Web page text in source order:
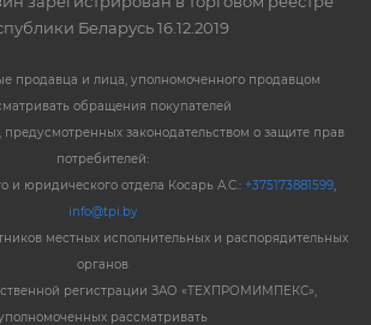
Беларусь 16.12.2019
продавца и лица, уполномоченного продавцом
обращения покупателей
законодательством о защите прав
потребителей:
и юридического отдела Косарь А.С.: +375173881599,
info@tpi.by
местных исполнительных и распорядительных
органов
регистрации ЗАО «ТЕХПРОМИМПЕКС»,
рассматривать